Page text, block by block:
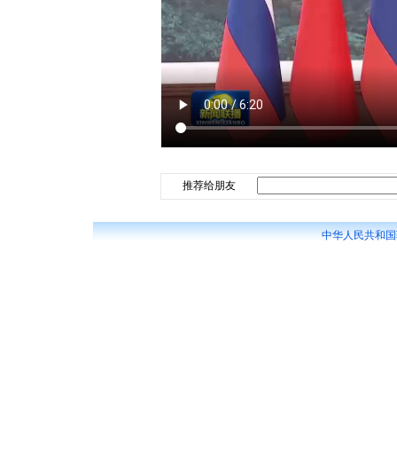
推荐给朋友
中华人民共和